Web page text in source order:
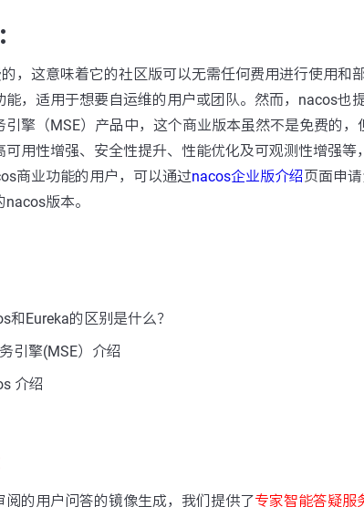
，这意味着它的社区版可以无需任何费用进行使用和
能，适用于想要自运维的用户或团队。然而，nacos也
引擎（MSE）产品中，这个商业版本虽然不是免费的
用性增强、安全性提升、性能优化及可观测性增强等
商业功能的用户，可以通过nacos企业版介绍页面申
版本。
和Eureka的区别是什么？
引擎(MSE）介绍
介绍
阅的用户问答的镜像生成，我们提供了专家智能答疑服